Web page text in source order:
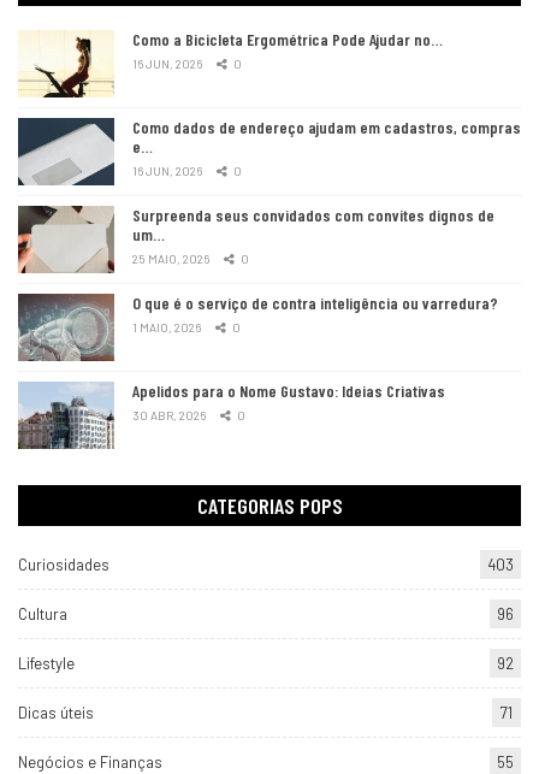
Como a Bicicleta Ergométrica Pode Ajudar no…
16 JUN, 2026 0
Como dados de endereço ajudam em cadastros, compras
e…
16 JUN, 2026 0
Surpreenda seus convidados com convites dignos de
um…
25 MAIO, 2026 0
O que é o serviço de contra inteligência ou varredura?
1 MAIO, 2026 0
Apelidos para o Nome Gustavo: Ideias Criativas
30 ABR, 2026 0
CATEGORIAS POPS
Curiosidades 403
Cultura 96
Lifestyle 92
Dicas úteis 71
Negócios e Finanças 55